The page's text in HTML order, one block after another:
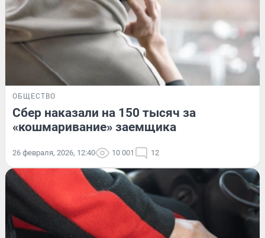
ОБЩЕСТВО
Сбер наказали на 150 тысяч за
«кошмаривание» заемщика
26 февраля, 2026, 12:40 10 001 12